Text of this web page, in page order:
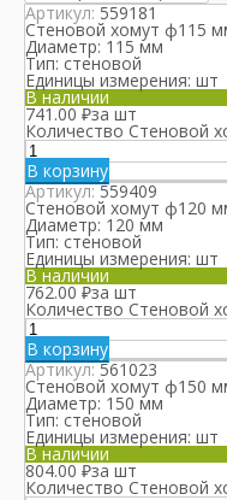
Артикул:559181
Стеновой хомут ф115
Диаметр: 115 мм
Тип: стеновой
Единицы измерения: шт
В наличии
741.00₽за шт
Количество Стеновой
В корзину
Артикул:559409
Стеновой хомут ф120
Диаметр: 120 мм
Тип: стеновой
Единицы измерения: шт
В наличии
762.00₽за шт
Количество Стеновой
В корзину
Артикул:561023
Стеновой хомут ф150
Диаметр: 150 мм
Тип: стеновой
Единицы измерения: шт
В наличии
804.00₽за шт
Количество Стеновой